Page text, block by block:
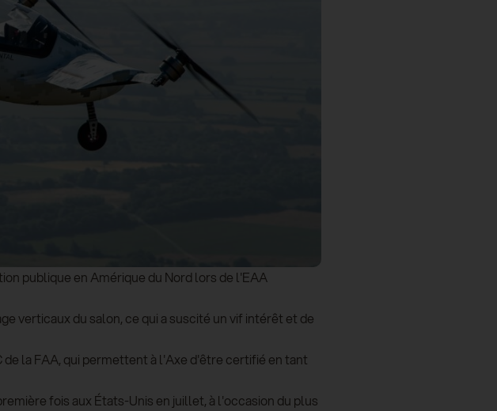
publique en Amérique du Nord lors de l'EAA
verticaux du salon, ce qui a suscité un vif intérêt et de
la FAA, qui permettent à l'Axe d'être certifié en tant
fois aux États-Unis en juillet, à l'occasion du plus